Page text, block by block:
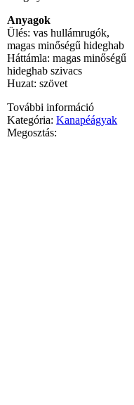
Anyagok
Ülés: vas hullámrugók,
magas minőségű hideghab
Háttámla: magas minőségű
hideghab szivacs
Huzat: szövet
További információ
Kategória:Kanapéágyak
Megosztás: